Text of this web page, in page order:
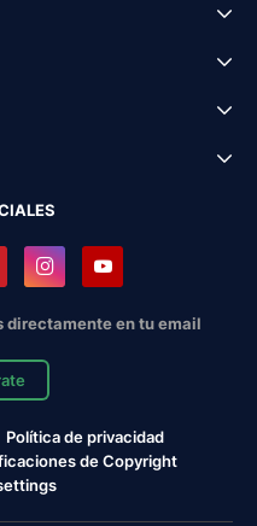
directamente en tu email
Política de privacidad
de Copyright